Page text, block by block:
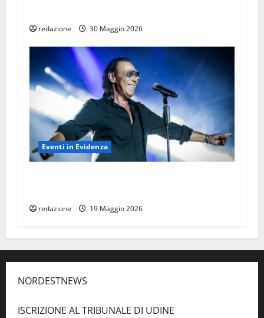
redazione 30 Maggio 2026
Eventi in Evidenza
redazione 19 Maggio 2026
NORDESTNEWS
ISCRIZIONE AL TRIBUNALE DI UDINE